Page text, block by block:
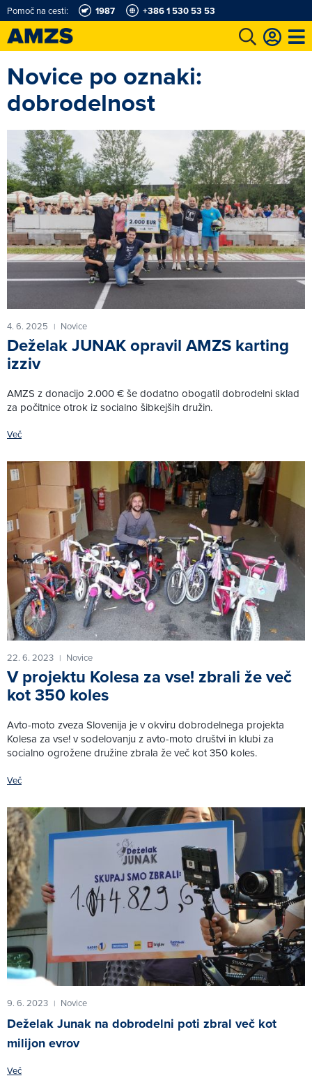
Pomoč na cesti: 1987 +386 1 530 53 53
Karting in motošportni center Najboljši za volanom
Novice po oznaki:
dobrodelnost
4. 6. 2025 | Novice
Deželak JUNAK opravil AMZS karting
izziv
AMZS z donacijo 2.000 € še dodatno obogatil dobrodelni sklad
za počitnice otrok iz socialno šibkejših družin.
Več
22. 6. 2023 | Novice
V projektu Kolesa za vse! zbrali že več
kot 350 koles
Avto-moto zveza Slovenija je v okviru dobrodelnega projekta
Kolesa za vse! v sodelovanju z avto-moto društvi in klubi za
socialno ogrožene družine zbrala že več kot 350 koles.
Več
9. 6. 2023 | Novice
Deželak Junak na dobrodelni poti zbral več kot
milijon evrov
Več